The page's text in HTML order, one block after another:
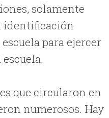
solamente
identificación
para ejercer
que circularon en
numerosos. Hay